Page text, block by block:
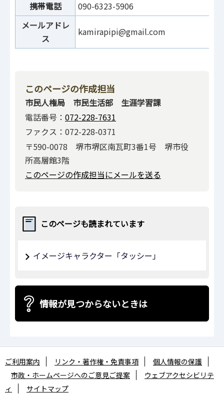
携帯電話
090-6323-5906
メールアドレ
ス
kamirapipi@gmail.com
このページの作成担当
市民人権局 市民生活部 生涯学習課
電話番号： 072-228-7631
ファクス：072-228-0371
〒590-0078 堺市堺区南瓦町3番1号 堺市役
所高層館3階
このページの作成担当にメールを送る
このページも読まれています
イメージキャラクター「タッシー」
情報が見つからないときは
ご利用案内 リンク・著作権・免責事項
個人情報の保護
市政・ホームページへのご意見ご提案
ウェブアクセシビリテ
ィ
サイトマップ